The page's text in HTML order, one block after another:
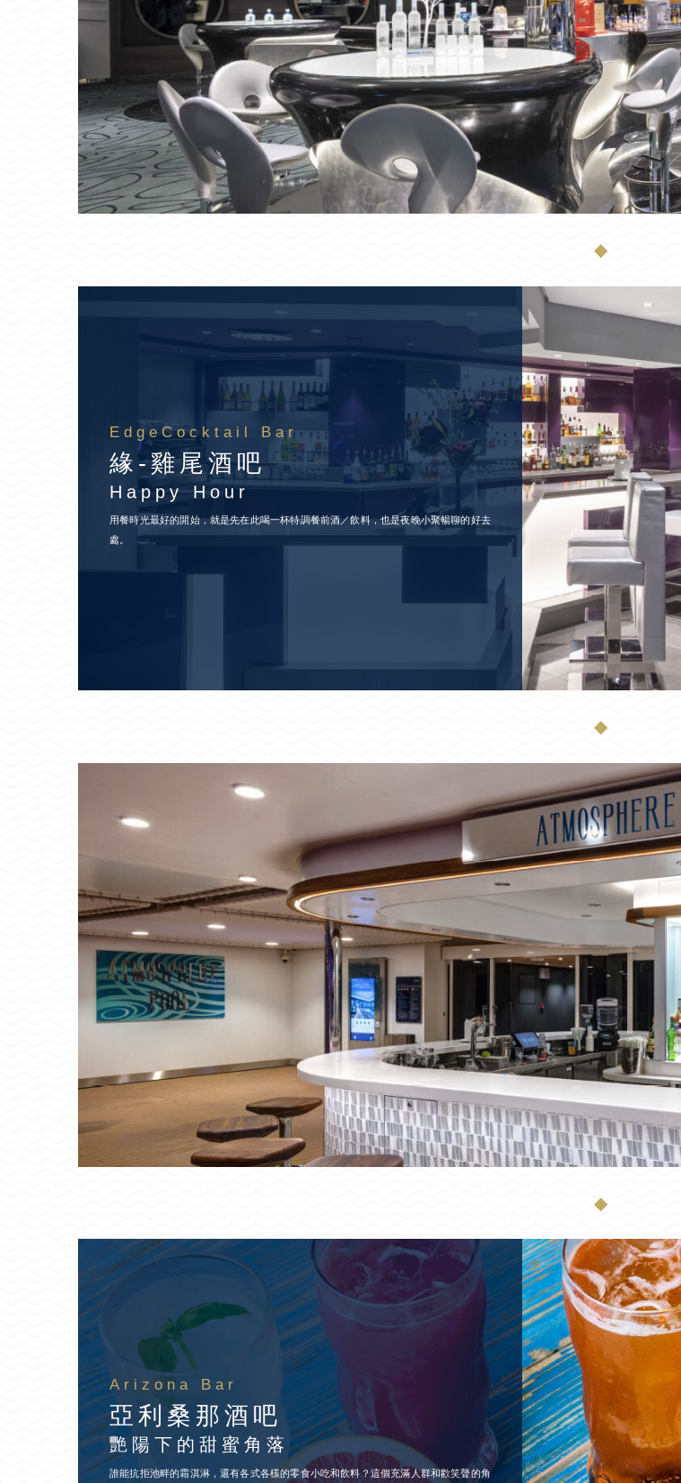
◆
EdgeCocktail Bar
緣-雞尾酒吧
Happy Hour
用餐時光最好的開始，就是先在此喝一杯特調餐前酒／飲料，也是夜晚小聚暢聊的好去
處。
◆
◆
Arizona Bar
亞利桑那酒吧
艷陽下的甜蜜角落
誰能抗拒池畔的霜淇淋，還有各式各樣的零食小吃和飲料？這個充滿人群和歡笑聲的角